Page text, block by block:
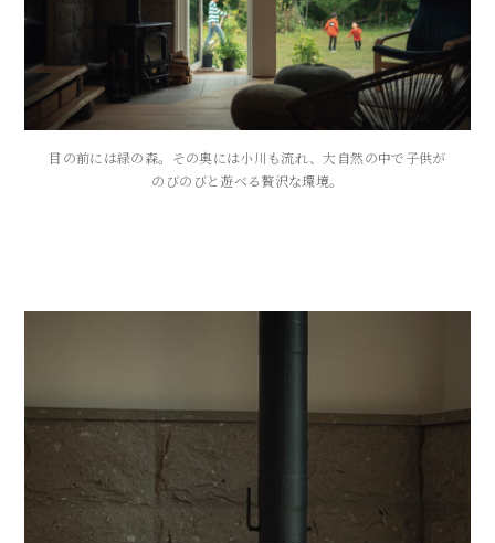
目の前には緑の森。その奥には小川も流れ、大自然の中で子供が
のびのびと遊べる贅沢な環境。